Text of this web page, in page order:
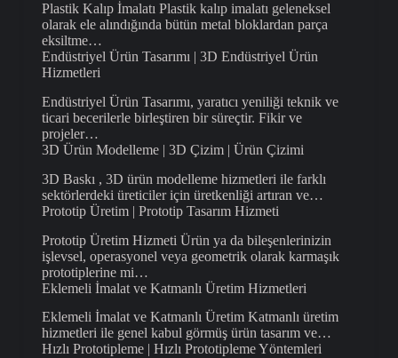
Plastik Kalıp İmalatı Plastik kalıp imalatı geleneksel
olarak ele alındığında bütün metal bloklardan parça
eksiltme…
Endüstriyel Ürün Tasarımı | 3D Endüstriyel Ürün
Hizmetleri
Endüstriyel Ürün Tasarımı, yaratıcı yeniliği teknik ve
ticari becerilerle birleştiren bir süreçtir. Fikir ve
projeler…
3D Ürün Modelleme | 3D Çizim | Ürün Çizimi
3D Baskı , 3D ürün modelleme hizmetleri ile farklı
sektörlerdeki üreticiler için üretkenliği artıran ve…
Prototip Üretim | Prototip Tasarım Hizmeti
Prototip Üretim Hizmeti Ürün ya da bileşenlerinizin
işlevsel, operasyonel veya geometrik olarak karmaşık
prototiplerine mi…
Eklemeli İmalat ve Katmanlı Üretim Hizmetleri
Eklemeli İmalat ve Katmanlı Üretim Katmanlı üretim
hizmetleri ile genel kabul görmüş ürün tasarım ve…
Hızlı Prototipleme | Hızlı Prototipleme Yöntemleri